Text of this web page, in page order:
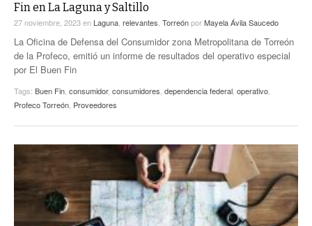
Fin en La Laguna y Saltillo
27 noviembre, 2023en Laguna, relevantes, TorreónporMayela Ávila Saucedo
La Oficina de Defensa del Consumidor zona Metropolitana de Torreón
de la Profeco, emitió un informe de resultados del operativo especial
por El Buen Fin
Tags: Buen Fin, consumidor, consumidores, dependencia federal, operativo,
Profeco Torreón, Proveedores